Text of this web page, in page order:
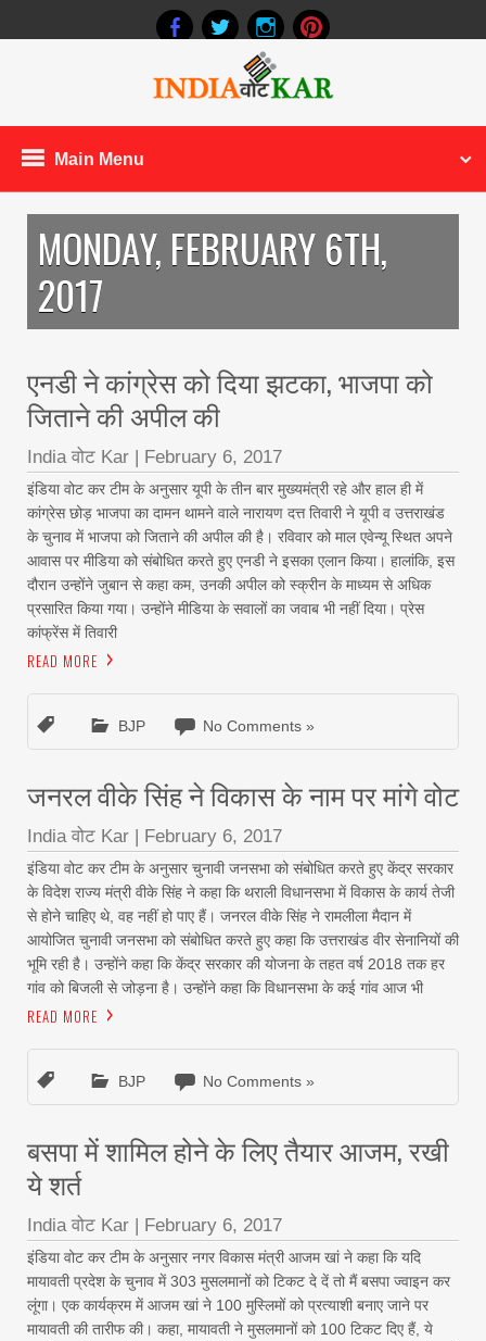
Main Menu
MONDAY, FEBRUARY 6TH,
2017
एनडी ने कांग्रेस को‌ दिया झटका, भाजपा को
जिताने की अपील की
India वोट Kar February 6, 2017
इंडिया वोट कर टीम के अनुसार यूपी के तीन बार मुख्यमंत्री रहे और हाल ही में
कांग्रेस छोड़ भाजपा का दामन थामने वाले नारायण दत्त तिवारी ने यूपी व उत्तराखंड
के चुनाव में भाजपा को जिताने की अपील की है। रविवार को माल एवेन्यू स्थित अपने
आवास पर मीडिया को संबोधित करते हुए एनडी ने इसका एलान किया। हालांकि, इस
दौरान उन्होंने जुबान से कहा कम, उनकी अपील को स्क्रीन के माध्यम से अधिक
प्रसारित किया गया। उन्होंने मीडिया के सवालों का जवाब भी नहीं दिया। प्रेस
कांफ्रेंस में तिवारी
READ MORE
BJP No Comments »
जनरल वीके सिंह ने विकास के नाम पर मांगे वोट
India वोट Kar February 6, 2017
इंडिया वोट कर टीम के अनुसार चुनावी जनसभा को संबोधित करते हुए केंद्र सरकार
के विदेश राज्य मंत्री वीके सिंह ने कहा कि थराली विधानसभा में विकास के कार्य तेजी
से होने चाहिए थे, वह नहीं हो पाए हैं। जनरल वीके सिंह ने रामलीला मैदान में
आयोजित चुनावी जनसभा को संबोधित करते हुए कहा कि उत्तराखंड वीर सेनानियों की
भूमि रही है। उन्होंने कहा कि केंद्र सरकार की योजना के तहत वर्ष 2018 तक हर
गांव को बिजली से जोड़ना है। उन्होंने कहा कि विधानसभा के कई गांव आज भी
READ MORE
BJP No Comments »
बसपा में शामिल होने के ल‌िए तैयार आजम, रखी
ये शर्त
India वोट Kar February 6, 2017
इंडिया वोट कर टीम के अनुसार नगर विकास मंत्री आजम खां ने कहा कि यदि
मायावती प्रदेश के चुनाव में 303 मुसलमानों को टिकट दे दें तो मैं बसपा ज्वाइन कर
लूंगा। एक कार्यक्रम में आजम खां ने 100 मुस्लिमों को प्रत्याशी बनाए जाने पर
मायावती की तारीफ की। कहा, मायावती ने मुसलमानों को 100 टिकट दिए हैं, ये